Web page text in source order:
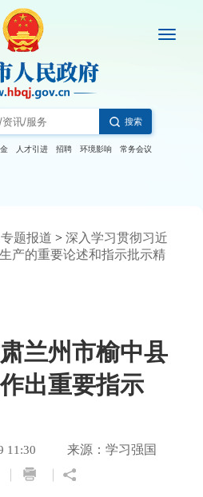
搜索
人才引进 招聘 环境影响 常务会议
专题报道 > 深入学习贯彻习近
产的重要论述和指示批示精
兰州市榆中县
出重要指示
11:30 来源：学习强国